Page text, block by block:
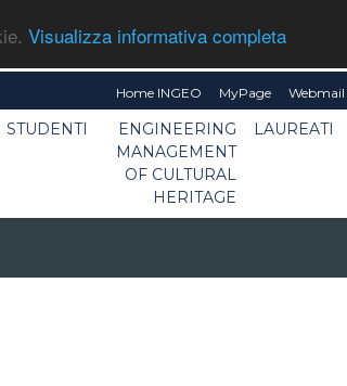
Visualizza informativa completa
Home INGEO MyPage Webmail
STUDENTI
ENGINEERING
MANAGEMENT
OF CULTURAL
HERITAGE
LAUREATI